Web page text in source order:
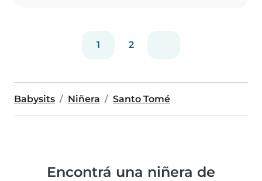
1 2
Babysits Niñera Santo Tomé
Encontrá una niñera de